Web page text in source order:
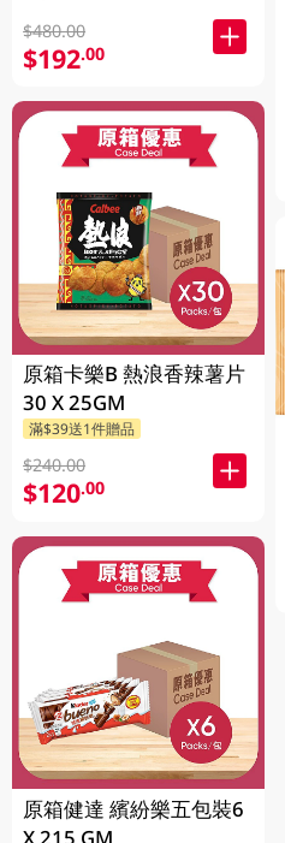
$480.00
$192.00
原箱卡樂B 熱浪香辣薯片
30 X 25GM
滿$39送1件贈品
$240.00
$120.00
原箱健達 繽紛樂五包裝6
X 215 GM